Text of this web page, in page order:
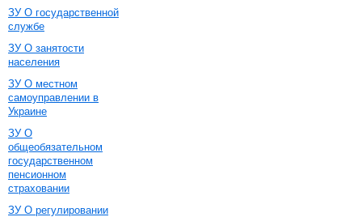
ЗУ О государственной
службе
ЗУ О занятости
населения
ЗУ О местном
самоуправлении в
Украине
ЗУ О
общеобязательном
государственном
пенсионном
страховании
ЗУ О регулировании